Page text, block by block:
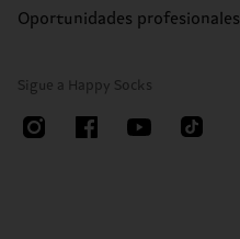
Oportunidades profesionales
Sigue a Happy Socks